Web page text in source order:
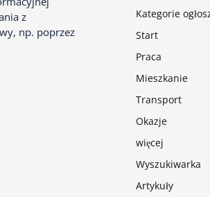
z
np. poprzez
Kategorie
Start
Praca
Mieszkanie
Transport
Okazje
więcej
Wyszukiwarka
Artykuły